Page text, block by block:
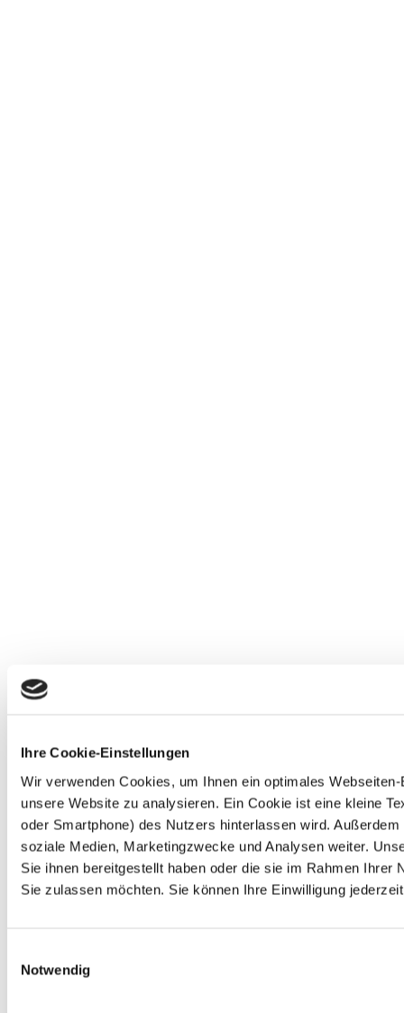
Ihre Cookie-Einstellungen
Wir verwenden Cookies, um Ihnen ein optimales
unsere Website zu analysieren. Ein Cookie ist eine kleine
oder Smartphone) des Nutzers hinterlassen wird.
soziale Medien, Marketingzwecke und Analysen weiter.
Sie ihnen bereitgestellt haben oder die sie im Rahmen
Sie zulassen möchten. Sie können Ihre Einwilligung
Notwendig